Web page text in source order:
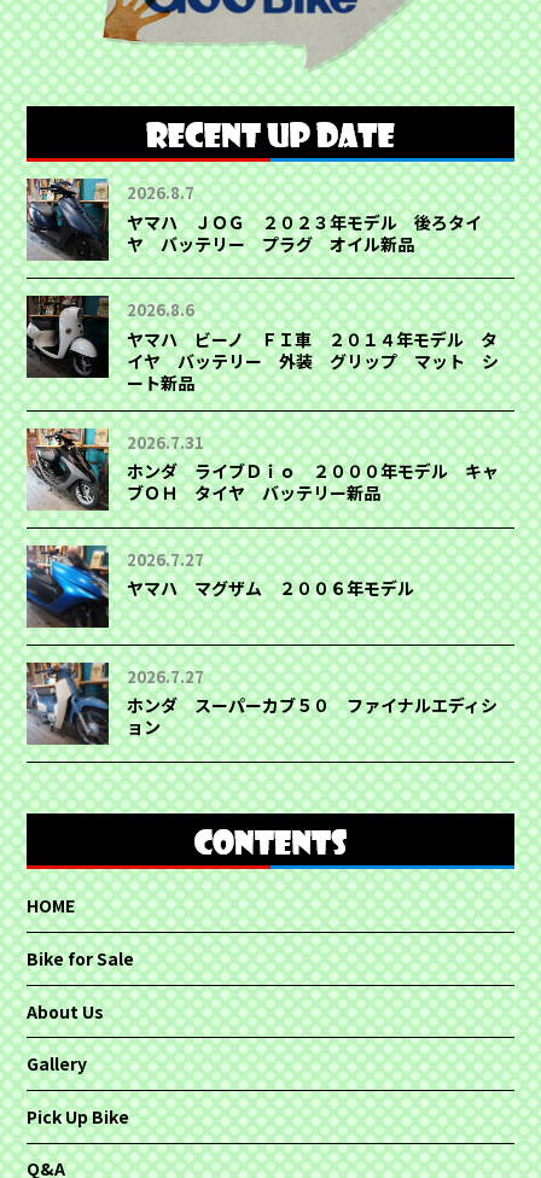
2026.8.7
ヤマハ ＪＯＧ ２０２３年モデル 後ろタイ
ヤ バッテリー プラグ オイル新品
2026.8.6
ヤマハ ビーノ ＦＩ車 ２０１４年モデル タ
イヤ バッテリー 外装 グリップ マット シ
ート新品
2026.7.31
ホンダ ライブＤｉｏ ２０００年モデル キャ
ブＯＨ タイヤ バッテリー新品
2026.7.27
ヤマハ マグザム ２００６年モデル
2026.7.27
ホンダ スーパーカブ５０ ファイナルエディシ
ョン
HOME
Bike for Sale
About Us
Gallery
Pick Up Bike
Q&A